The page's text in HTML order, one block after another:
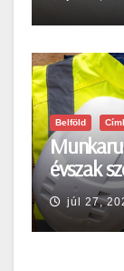
Belföld
évszak
júl 27,